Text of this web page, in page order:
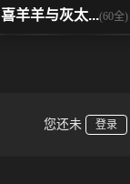
喜羊羊与灰太...(60全)
您还未 登录